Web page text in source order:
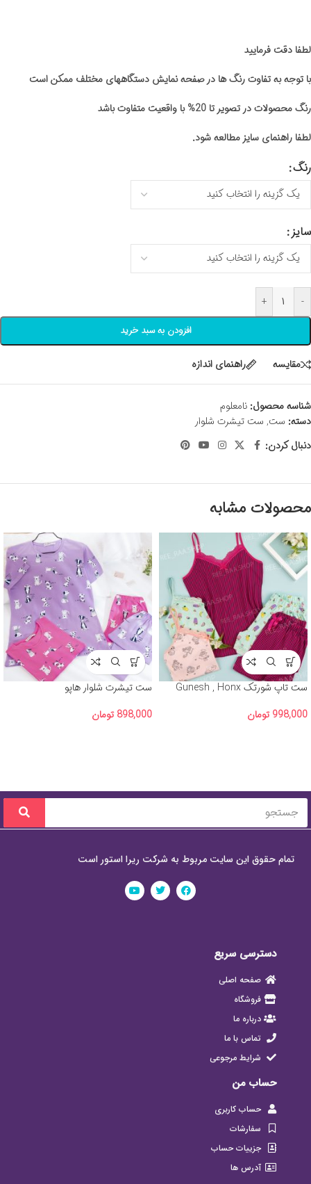
لطفا دقت فرمایید
با توجه به تفاوت رنگ ها در صفحه نمایش دستگاههای مختلف ممکن است
رنگ محصولات در تصویر تا 20% با واقعیت متفاوت باشد
لطفا راهنمای سایز مطالعه شود.
رنگ
سایز
-
+
افزودن به سبد خرید
مقايسه راهنمای اندازه
شناسه محصول: نامعلوم
دسته: ست, ست تیشرت شلوار
دنبال کردن:
محصولات مشابه
ست تاپ شورتک Gunesh , Honx
998,000 تومان
ست تیشرت شلوار هاپو
898,000 تومان
تمام حقوق این سایت مربوط به شرکت ریرا استور است
دسترسی سریع
صفحه اصلی
فروشگاه
درباره ما
تماس با ما
شرایط مرجوعی
حساب من
حساب کاربری
سفارشات
جزییات حساب
آدرس ها